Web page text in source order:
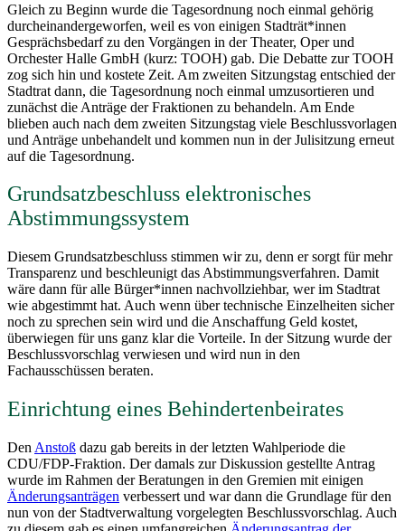
Gleich zu Beginn wurde die Tagesordnung noch einmal gehörig
durcheinandergeworfen, weil es von einigen Stadträt*innen
Gesprächsbedarf zu den Vorgängen in der Theater, Oper und
Orchester Halle GmbH (kurz: TOOH) gab. Die Debatte zur TOOH
zog sich hin und kostete Zeit. Am zweiten Sitzungstag entschied der
Stadtrat dann, die Tagesordnung noch einmal umzusortieren und
zunächst die Anträge der Fraktionen zu behandeln. Am Ende
blieben auch nach dem zweiten Sitzungstag viele Beschlussvorlagen
und Anträge unbehandelt und kommen nun in der Julisitzung erneut
auf die Tagesordnung.
Grundsatzbeschluss elektronisches
Abstimmungssystem
Diesem Grundsatzbeschluss stimmen wir zu, denn er sorgt für mehr
Transparenz und beschleunigt das Abstimmungsverfahren. Damit
wäre dann für alle Bürger*innen nachvollziehbar, wer im Stadtrat
wie abgestimmt hat. Auch wenn über technische Einzelheiten sicher
noch zu sprechen sein wird und die Anschaffung Geld kostet,
überwiegen für uns ganz klar die Vorteile. In der Sitzung wurde der
Beschlussvorschlag verwiesen und wird nun in den
Fachausschüssen beraten.
Einrichtung eines Behindertenbeirates
Den Anstoß dazu gab bereits in der letzten Wahlperiode die
CDU/FDP-Fraktion. Der damals zur Diskussion gestellte Antrag
wurde im Rahmen der Beratungen in den Gremien mit einigen
Änderungsanträgen verbessert und war dann die Grundlage für den
nun von der Stadtverwaltung vorgelegten Beschlussvorschlag. Auch